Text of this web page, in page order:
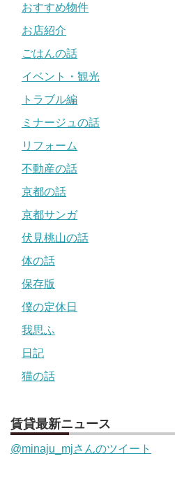
おすすめ物件
お店紹介
ごはんの話
イベント・観光
トラブル編
ミナージュの話
リフォーム
不動産の話
京都の話
京都サンガ
伏見桃山の話
体の話
保存版
僕の定休日
我思ふ
日記
猫の話
賃貸最新ニュース
@minaju_mjさんのツイート